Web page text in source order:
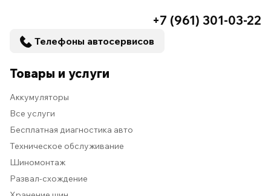
+7 (961) 301-03-22
Телефоны автосервисов
Товары и услуги
Аккумуляторы
Все услуги
Бесплатная диагностика авто
Техническое обслуживание
Шиномонтаж
Развал-схождение